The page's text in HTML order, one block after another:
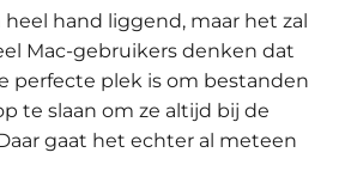
hand liggend, maar het zal
Mac-gebruikers denken dat
perfecte plek is om bestanden
te slaan om ze altijd bij de
gaat het echter al meteen